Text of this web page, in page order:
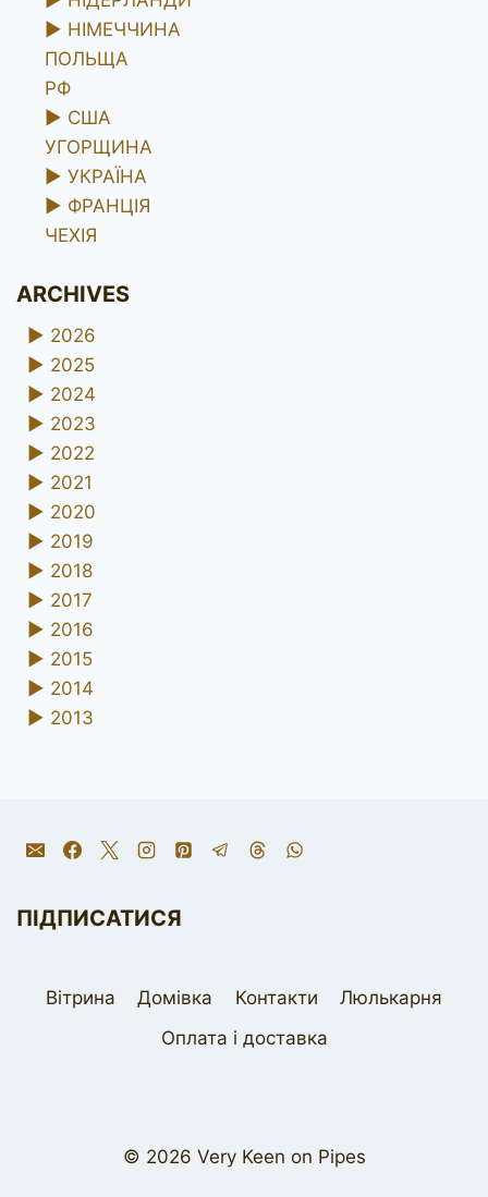
► НІМЕЧЧИНА
ПОЛЬЩА
РФ
► США
УГОРЩИНА
► УКРАЇНА
► ФРАНЦІЯ
ЧЕХІЯ
ARCHIVES
► 2026
► 2025
► 2024
► 2023
► 2022
► 2021
► 2020
► 2019
► 2018
► 2017
► 2016
► 2015
► 2014
► 2013
ПІДПИСАТИСЯ
Вітрина Домівка Контакти
Люлькарня
Оплата і доставка
© 2026 Very Keen on Pipes